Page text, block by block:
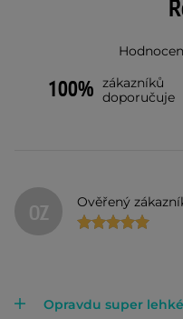
100% zákazníků
doporučuje
OZ Ověřený
Opravdu super